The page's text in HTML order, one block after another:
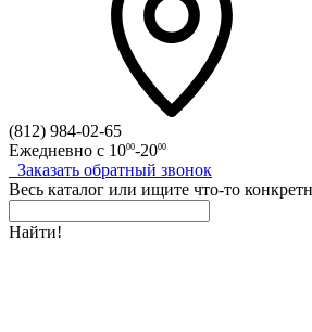
(812) 984-02-65
Ежедневно с 1000-2000
Заказать обратный звонок
Весь каталог или ищите что-то
Найти!